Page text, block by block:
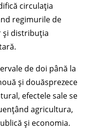
circulația
regimurile de
și distribuția
de doi până la
și douăsprezece
efectele sale se
agricultura,
și economia.